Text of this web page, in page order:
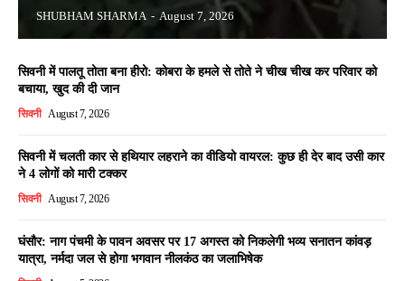
SHUBHAM SHARMA - August 7, 2026
सिवनी में पालतू तोता बना हीरो: कोबरा के हमले से तोते ने चीख चीख कर परिवार को
बचाया, खुद की दी जान
सिवनी August 7, 2026
सिवनी में चलती कार से हथियार लहराने का वीडियो वायरल: कुछ ही देर बाद उसी कार
ने 4 लोगों को मारी टक्कर
सिवनी August 7, 2026
घंसौर: नाग पंचमी के पावन अवसर पर 17 अगस्त को निकलेगी भव्य सनातन कांवड़
यात्रा, नर्मदा जल से होगा भगवान नीलकंठ का जलाभिषेक